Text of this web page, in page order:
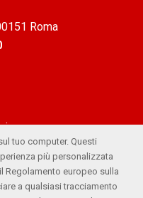
Roma
tuo computer. Questi
più personalizzata
Regolamento europeo sulla
a qualsiasi tracciamento